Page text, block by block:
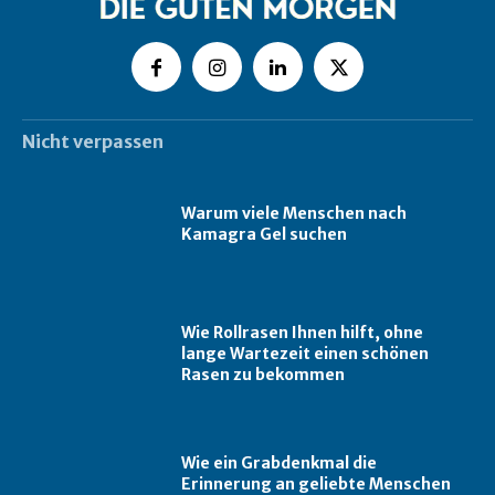
Nicht verpassen
Warum viele Menschen nach
Kamagra Gel suchen
Wie Rollrasen Ihnen hilft, ohne
lange Wartezeit einen schönen
Rasen zu bekommen
Wie ein Grabdenkmal die
Erinnerung an geliebte Menschen